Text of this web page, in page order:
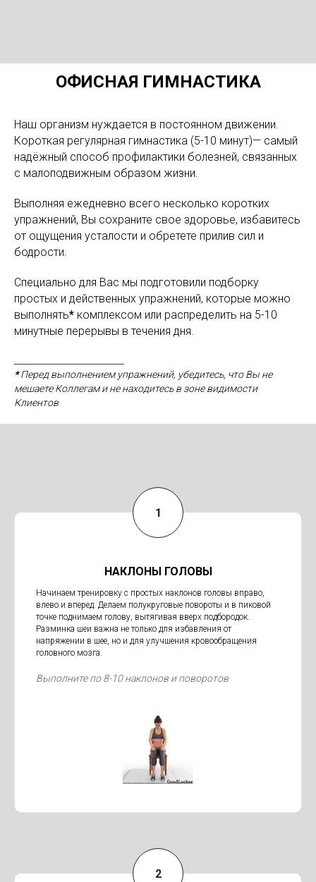
ОФИСНАЯ ГИМНАСТИКА
Наш организм нуждается в постоянном движении.
Короткая регулярная гимнастика (5-10 минут)— самый
надёжный способ профилактики болезней, связанных
с малоподвижным образом жизни.
Выполняя ежедневно всего несколько коротких
упражнений, Вы сохраните свое здоровье, избавитесь
от ощущения усталости и обретете прилив сил и
бодрости.
Специально для Вас мы подготовили подборку
простых и действенных упражнений, которые можно
выполнять* комплексом или распределить на 5-10
минутные перерывы в течения дня.
*Перед выполнением упражнений, убедитесь, что Вы не
мешаете Коллегам и не находитесь в зоне видимости
Клиентов
НАКЛОНЫ ГОЛОВЫ
Начинаем тренировку с простых наклонов головы вправо,
влево и вперед. Делаем полукруговые повороты и в пиковой
точке поднимаем голову, вытягивая вверх подбородок.
Разминка шеи важна не только для избавления от
напряжении в шее, но и для улучшения кровообращения
головного мозга.
Выполните по 8-10 наклонов и поворотов